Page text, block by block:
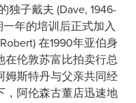
独子戴夫 (Dave, 1946-
年的培训后正式加入
在1990年亚伯身
在伦敦苏富比拍卖行总
姆斯特丹与父亲共同经
，阿伦森古董店迅速地